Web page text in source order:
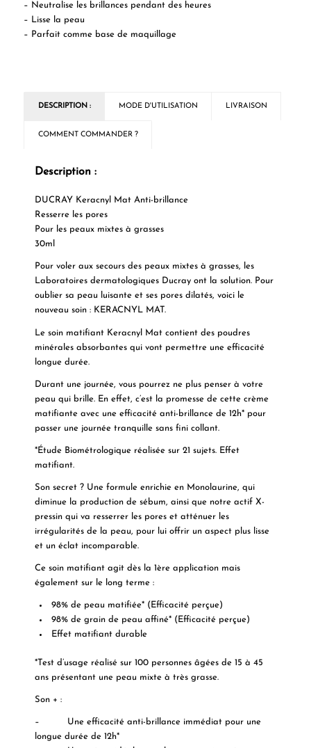
– Neutralise les brillances pendant des heures
– Lisse la peau
– Parfait comme base de maquillage
DESCRIPTION : MODE D'UTILISATION LIVRAISON
COMMENT COMMANDER ?
Description :
DUCRAY Keracnyl Mat Anti-brillance
Resserre les pores
Pour les peaux mixtes à grasses
30ml
Pour voler aux secours des peaux mixtes à grasses, les
Laboratoires dermatologiques Ducray ont la solution. Pour
oublier sa peau luisante et ses pores dilatés, voici le
nouveau soin : KERACNYL MAT.
Le soin matifiant Keracnyl Matcontient des poudres
minérales absorbantes qui vont permettre une efficacité
longue durée.
Durant une journée, vous pourrez ne plus penser à votre
peau qui brille. En effet, c’est la promesse de cette crème
matifianteavec une efficacité anti-brillance de 12h* pour
passer une journée tranquille sans fini collant.
*Étude Biométrologique réalisée sur 21 sujets. Effet
matifiant.
Son secret ? Une formule enrichie en Monolaurine, qui
diminue la production de sébum, ainsi que notre actif X-
pressin qui va resserrer les pores et atténuer les
irrégularités de la peau, pour lui offrir un aspect plus lisse
et un éclat incomparable.
Ce soin matifiant agit dès la 1ère application mais
également sur le long terme :
98% de peau matifiée* (Efficacité perçue)
98% de grain de peau affiné* (Efficacité perçue)
Effet matifiant durable
*Test d’usage réalisé sur 100 personnes âgées de 15 à 45
ans présentant une peau mixte à très grasse.
Son + :
– Une efficacité anti-brillance immédiat pour une
longue durée de 12h*